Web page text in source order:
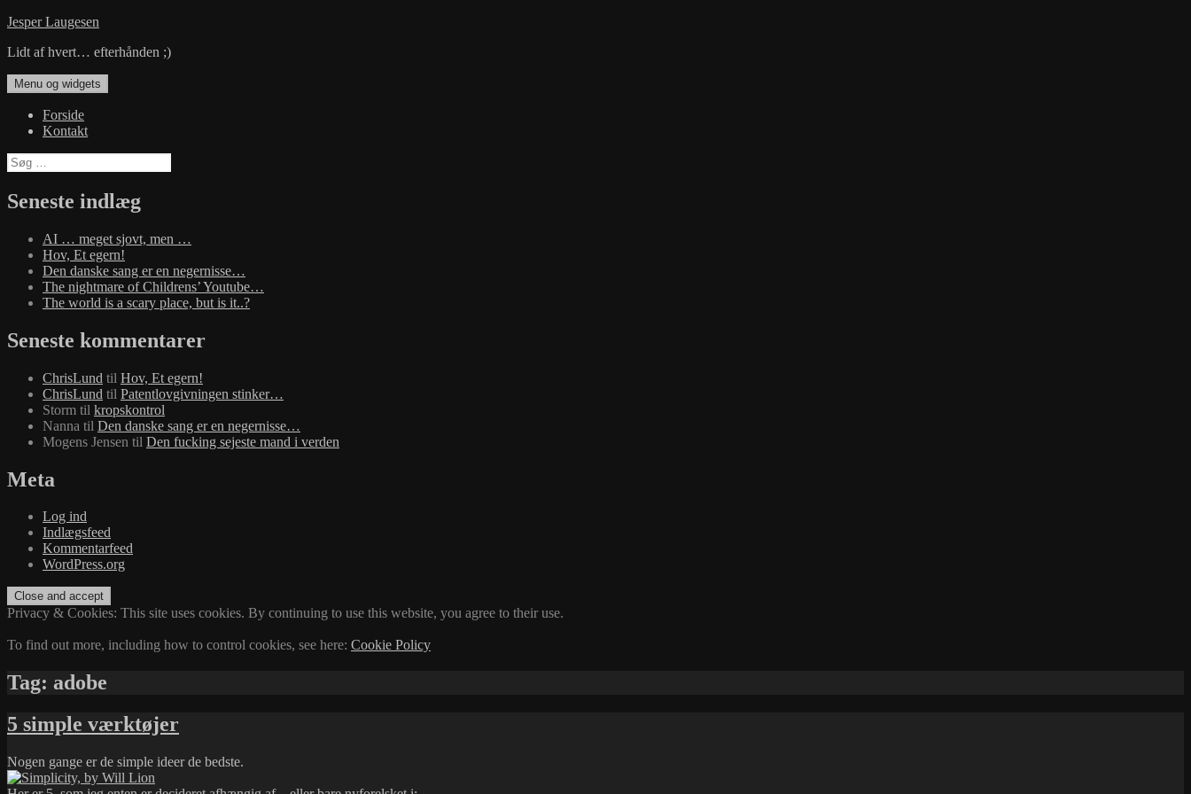
Hop
indhold
Jesper Laugesen
Lidt af hvert… efterhånden ;)
Menu og widgets
Forside
Kontakt
Søg
efter:
Seneste indlæg
AI … meget sjovt, men …
Hov, Et egern!
Den danske sang er en negernisse…
The nightmare of Childrens’ Youtube…
The world is a scary place, but is it..?
Seneste kommentarer
ChrisLund til Hov, Et egern!
ChrisLund til Patentlovgivningen stinker…
Storm til kropskontrol
Nanna til Den danske sang er en negernisse…
Mogens Jensen til Den fucking sejeste mand i verden
Meta
Log ind
Indlægsfeed
Kommentarfeed
WordPress.org
Privacy & Cookies: This site uses cookies. By continuing to use this website, you agree to their use.
To find out more, including how to control cookies, see here: Cookie Policy
Tag: adobe
5 simple værktøjer
Nogen gange er de simple ideer de bedste.